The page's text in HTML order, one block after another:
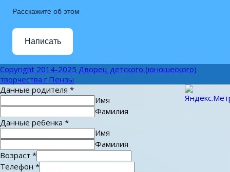
Расскажите об этом
Написать
Copyright 2014-2025 Дворец детского (юношеского)
творчества г.Пензы
Данные родителя *
Имя
Фамилия
Данные ребенка *
Имя
Фамилия
Возраст *
Телефон *